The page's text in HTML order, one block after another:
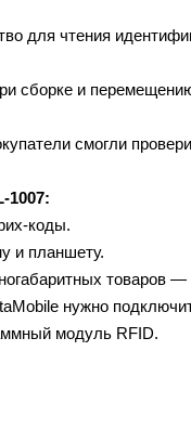
для чтения
сборке и
смогли
1007:
коды.
и планшету.
товаров —
нужно
модуль RFID.